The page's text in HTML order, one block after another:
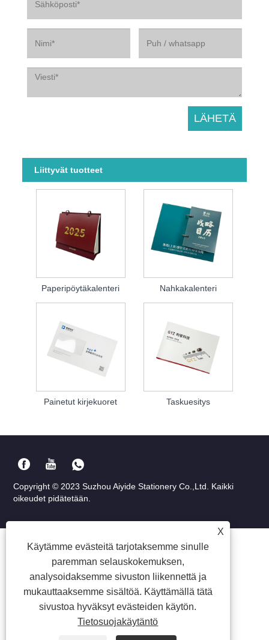
Liittyvät tuotteet
Paperipöytäkalenteri Nahkakalenteri
Painetut kirjekuoret Taskuesitys
X
Käytämme evästeitä tarjotaksemme sinulle
paremman selauskokemuksen,
analysoidaksemme sivuston liikennettä ja
mukauttaaksemme sisältöä. Käyttämällä tätä
sivustoa hyväksyt evästeiden käytön.
Tietosuojakäytäntö
Copyright © 2023 Suzhou Aiyide Stationery Co.,Ltd. Kaikki
oikeudet pidätetään.